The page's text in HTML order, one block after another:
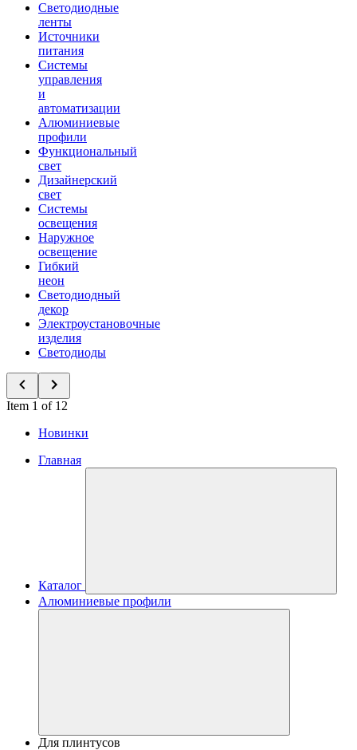
Светодиодные
ленты
Источники
питания
Системы
управления
и
автоматизации
Алюминиевые
профили
Функциональный
свет
Дизайнерский
свет
Системы
освещения
Наружное
освещение
Гибкий
неон
Светодиодный
декор
Электроустановочные
изделия
Светодиоды
Item 1 of 12
Новинки
Главная
Каталог
Алюминиевые профили
Для плинтусов